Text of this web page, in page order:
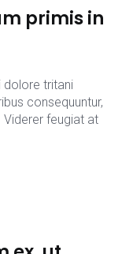
primis in
dolore tritani
consequuntur,
feugiat at